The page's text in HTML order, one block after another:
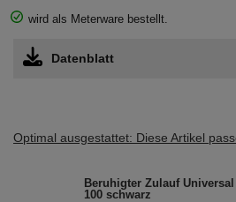
wird als Meterware bestellt.
Datenblatt
Optimal ausgestattet: Diese Artikel
Beruhigter Zulauf Universal
100 schwarz